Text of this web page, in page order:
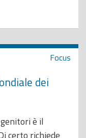
Focus
dei
è il
certo richiede